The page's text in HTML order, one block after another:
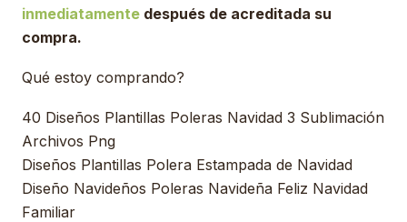
inmediatamente después de acreditada su
compra.
Qué estoy comprando?
40 Diseños Plantillas Poleras Navidad 3 Sublimación
Archivos Png
Diseños Plantillas Polera Estampada de Navidad
Diseño Navideños Poleras Navideña Feliz Navidad
Familiar